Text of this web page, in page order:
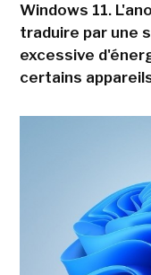
Windows 11.
traduire par une
excessive
certains